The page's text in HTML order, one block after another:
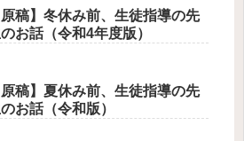
原稿】冬休み前、生徒指導の先
お話（令和4年度版）
原稿】夏休み前、生徒指導の先
お話（令和版）